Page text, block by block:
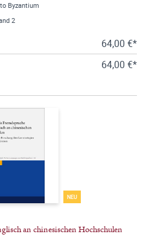
Byzantium
2
64,00 €*
64,00 €*
NEU
an chinesischen Hochschulen